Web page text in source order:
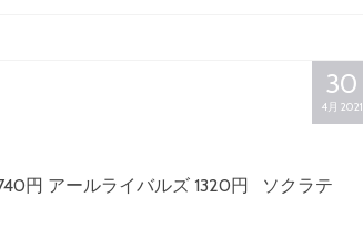
30
4月 2021
円 アールライバルズ 1320円 ソクラテ